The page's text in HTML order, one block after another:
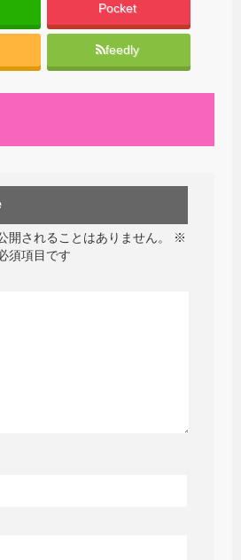
Pocket
feedly
開されることはありません。
※
須項目です